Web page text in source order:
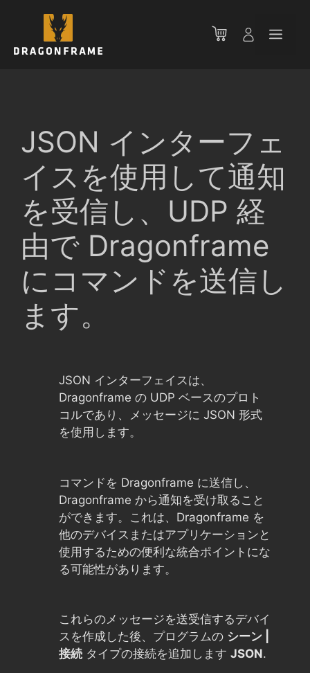
メ
JSON インターフェ
イスを使用して通知
を受信し、UDP 経
由で Dragonframe
にコマンドを送信し
ます。
JSON インターフェイスは、
Dragonframe の UDP ベースのプロト
コルであり、メッセージに JSON 形式
を使用します。
コマンドを Dragonframe に送信し、
Dragonframe から通知を受け取ること
ができます。これは、Dragonframe を
他のデバイスまたはアプリケーションと
使用するための便利な統合ポイントにな
る可能性があります。
これらのメッセージを送受信するデバイ
スを作成した後、プログラムの シーン |
接続 タイプの接続を追加します JSON.